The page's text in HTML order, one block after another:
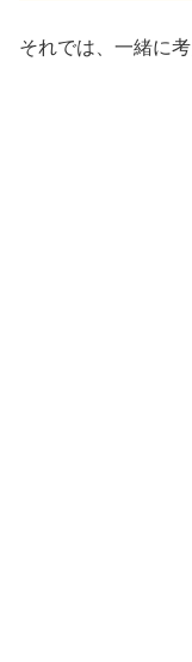
それでは、一緒に